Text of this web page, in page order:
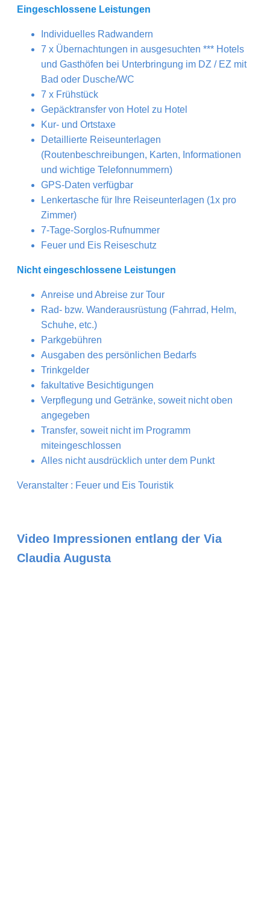
Eingeschlossene Leistungen
Individuelles Radwandern
7 x Übernachtungen in ausgesuchten *** Hotels
und Gasthöfen bei Unterbringung im DZ / EZ mit
Bad oder Dusche/WC
7 x Frühstück
Gepäcktransfer von Hotel zu Hotel
Kur- und Ortstaxe
Detaillierte Reiseunterlagen
(Routenbeschreibungen, Karten, Informationen
und wichtige Telefonnummern)
GPS-Daten verfügbar
Lenkertasche für Ihre Reiseunterlagen (1x pro
Zimmer)
7-Tage-Sorglos-Rufnummer
Feuer und Eis Reiseschutz
Nicht eingeschlossene Leistungen
Anreise und Abreise zur Tour
Rad- bzw. Wanderausrüstung (Fahrrad, Helm,
Schuhe, etc.)
Parkgebühren
Ausgaben des persönlichen Bedarfs
Trinkgelder
fakultative Besichtigungen
Verpflegung und Getränke, soweit nicht oben
angegeben
Transfer, soweit nicht im Programm
miteingeschlossen
Alles nicht ausdrücklich unter dem Punkt
Veranstalter : Feuer und Eis Touristik
Video Impressionen entlang der Via
Claudia Augusta